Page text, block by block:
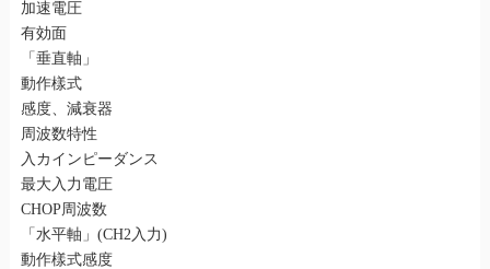
加速電圧
有効面
「垂直軸」
動作樣式
感度、減衰器
周波数特性
入カインピーダンス
最大入力電圧
CHOP周波数
「水平軸」(CH2入力)
動作樣式感度